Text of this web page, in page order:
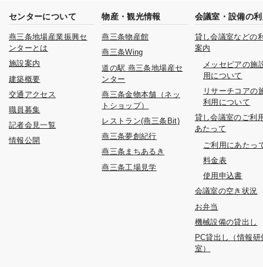
センターについて
燕三条地場産業振興セ
ンターとは
施設案内
建築概要
交通アクセス
職員募集
記者会見一覧
情報公開
物産・観光情報
燕三条物産館
燕三条Wing
道の駅 燕三条地場産セ
ンター
燕三条金物本舗（ネッ
トショップ）
レストラン(燕三条Bit)
燕三条夢創紀行
燕三条まちあるき
燕三条工場見学
会議室・設備の
貸し会議室などの
案内
メッセピアの施
用について
リサーチコアの
利用について
貸し会議室のご利
あたって
ご利用にあたっ
料金表
使用申込書
会議室の空き状況
お弁当
機械設備の貸出し
PC貸出し（情報研
室）